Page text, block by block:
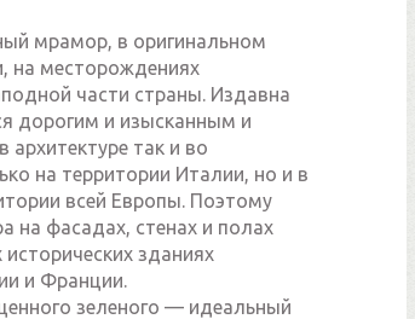
мрамор, в оригинальном
на месторождениях
части страны. Издавна
дорогим и изысканным и
архитектуре так и во
на территории Италии, но и в
всей Европы. Поэтому
на фасадах, стенах и полах
зданиях
и Франции.
зеленого — идеальный